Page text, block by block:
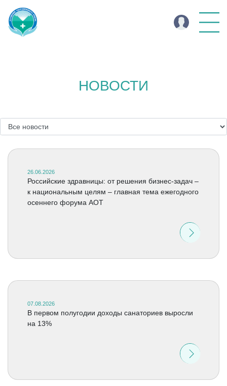
НОВОСТИ
26.06.2026
Российские здравницы: от решения бизнес-задач –
к национальным целям – главная тема ежегодного
осеннего форума АОТ
07.08.2026
В первом полугодии доходы санаториев выросли
на 13%